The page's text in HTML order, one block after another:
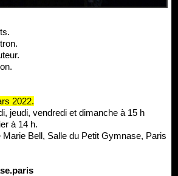
2022.
jeudi, vendredi et dimanche à 15 h
à 14 h.
Bell, Salle du Petit Gymnase, Paris